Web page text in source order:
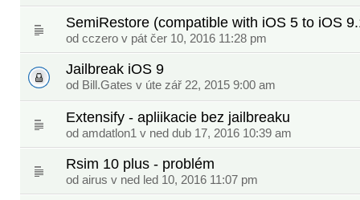
SemiRestore (compatible with iOS 5 to iOS
od cczero v pát čer 10, 2016 11:28 pm
Jailbreak iOS 9
od Bill.Gates v úte zář 22, 2015 9:00 am
Extensify - apliikacie bez jailbreaku
od amdatlon1 v ned dub 17, 2016 10:39 am
Rsim 10 plus - problém
od airus v ned led 10, 2016 11:07 pm